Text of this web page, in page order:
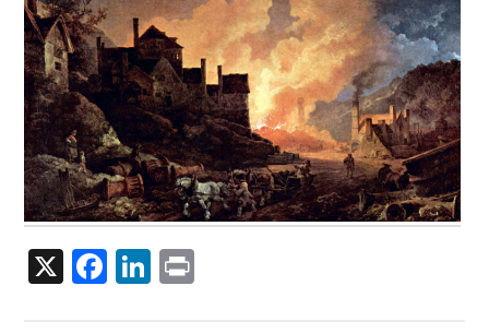
X Facebook
LinkedIn